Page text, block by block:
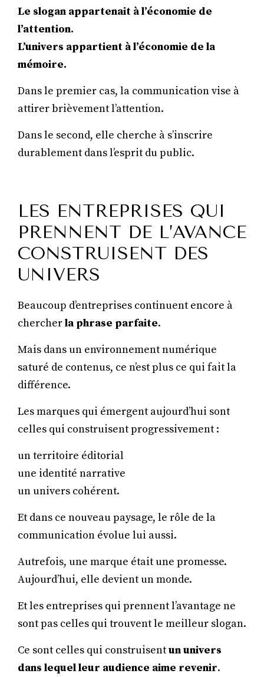
Le slogan appartenait à l’économie de
l’attention.
L’univers appartient à l’économie de la
mémoire.
Dans le premier cas, la communication vise à
attirer brièvement l’attention.
Dans le second, elle cherche à s’inscrire
durablement dans l’esprit du public.
LES ENTREPRISES QUI
PRENNENT DE L’AVANCE
CONSTRUISENT DES
UNIVERS
Beaucoup d’entreprises continuent encore à
chercherla phrase parfaite.
Mais dans un environnement numérique
saturé de contenus, ce n’est plus ce qui fait la
différence.
Les marques qui émergent aujourd’hui sont
celles qui construisent progressivement :
un territoire éditorial
une identité narrative
un univers cohérent.
Et dans ce nouveau paysage, le rôle de la
communication évolue lui aussi.
Autrefois, une marque était une promesse.
Aujourd’hui, elle devient un monde.
Et les entreprises qui prennent l’avantage ne
sont pas celles qui trouvent le meilleur slogan.
Ce sont celles qui construisentun univers
dans lequel leur audience aime revenir.